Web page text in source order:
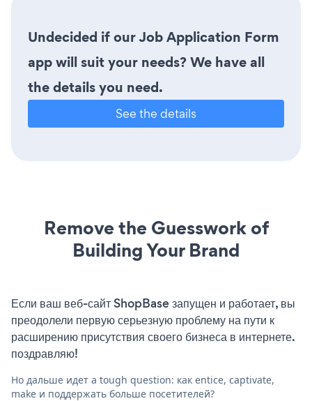
Undecided if our Job Application Form
app will suit your needs? We have all
the details you need.
See the details
Remove the Guesswork of
Building Your Brand
Если ваш веб-сайт ShopBase запущен и работает, вы
преодолели первую серьезную проблему на пути к
расширению присутствия своего бизнеса в интернете.
поздравляю!
Но дальше идет a tough question: как entice, captivate,
make и поддержать больше посетителей?